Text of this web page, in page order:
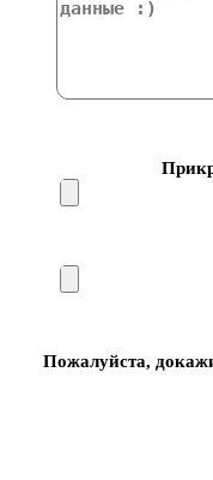
Пожалуйста,